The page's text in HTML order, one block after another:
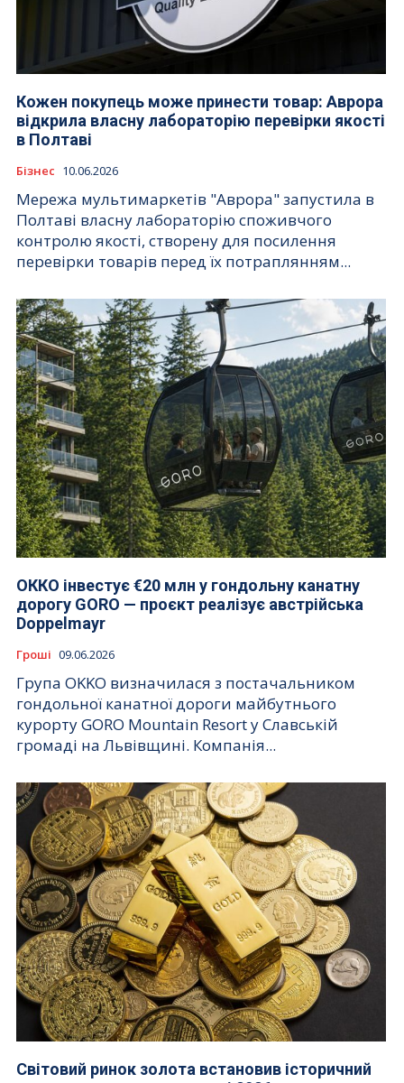
Кожен покупець може принести товар: Аврора
відкрила власну лабораторію перевірки якості
в Полтаві
Бізнес 10.06.2026
Мережа мультимаркетів "Аврора" запустила в
Полтаві власну лабораторію споживчого
контролю якості, створену для посилення
перевірки товарів перед їх потраплянням...
ОККО інвестує €20 млн у гондольну канатну
дорогу GORO — проєкт реалізує австрійська
Doppelmayr
Гроші 09.06.2026
Група OKKO визначилася з постачальником
гондольної канатної дороги майбутнього
курорту GORO Mountain Resort у Славській
громаді на Львівщині. Компанія...
Світовий ринок золота встановив історичний